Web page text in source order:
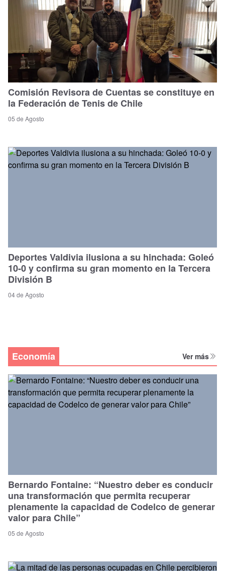
Comisión Revisora de Cuentas se constituye en
la Federación de Tenis de Chile
05 de Agosto
Deportes Valdivia ilusiona a su hinchada: Goleó
10-0 y confirma su gran momento en la Tercera
División B
04 de Agosto
Economía Ver más
Bernardo Fontaine: “Nuestro deber es conducir
una transformación que permita recuperar
plenamente la capacidad de Codelco de generar
valor para Chile”
05 de Agosto